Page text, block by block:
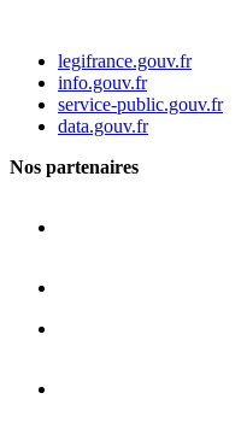
legifrance.gouv.fr
info.gouv.fr
service-public.gouv.fr
data.gouv.fr
Nos partenaires